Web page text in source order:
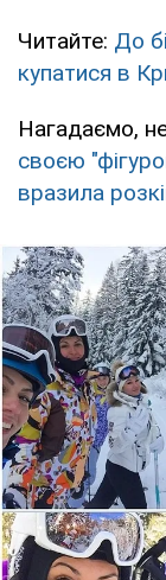
Читайте: До
купатися в
Нагадаємо,
своєю
вразила